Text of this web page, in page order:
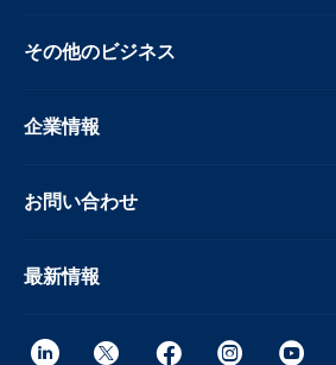
その他のビジネス
企業情報
お問い合わせ
最新情報